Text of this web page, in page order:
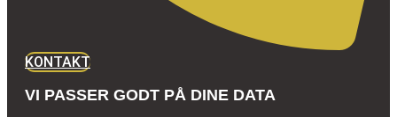
KONTAKT
VI PASSER GODT PÅ DINE DATA